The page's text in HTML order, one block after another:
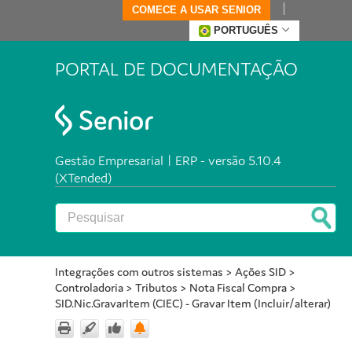
COMECE A USAR SENIOR
PORTUGUÊS
PORTAL DE DOCUMENTAÇÃO
Gestão Empresarial | ERP - versão 5.10.4
(XTended)
Integrações com outros sistemas > Ações SID >
Controladoria > Tributos > Nota Fiscal Compra >
SID.Nic.GravarItem (CIEC) - Gravar Item (Incluir/alterar)